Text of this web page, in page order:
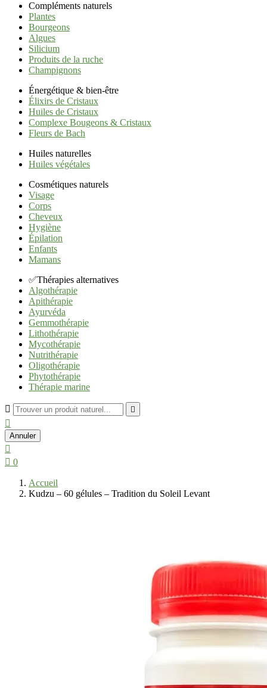
Compléments naturels
Plantes
Bourgeons
Algues
Silicium
Produits de la ruche
Champignons
Énergétique & bien-être
Élixirs de Cristaux
Huiles de Cristaux
Complexe Bougeons & Cristaux
Fleurs de Bach
Huiles naturelles
Huiles végétales
Cosmétiques naturels
Visage
Corps
Cheveux
Hygiène
Épilation
Enfants
Mamans
✅Thérapies alternatives
Algothérapie
Apithérapie
Ayurvéda
Gemmothérapie
Lithothérapie
Mycothérapie
Nutrithérapie
Oligothérapie
Phytothérapie
Thérapie marine
 

Annuler

 0
Accueil
Kudzu – 60 gélules – Tradition du Soleil Levant